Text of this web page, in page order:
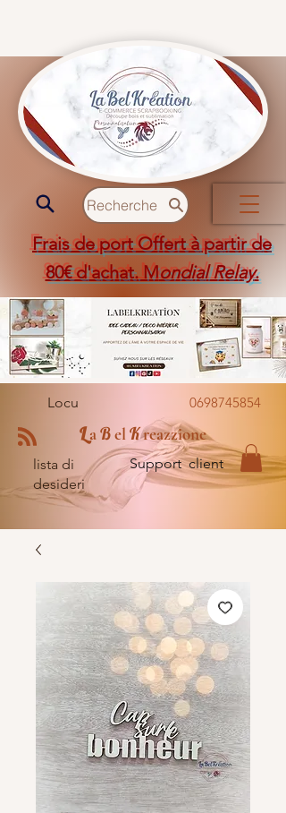
Recherche
Frais de port Offert à partir de
80€ d'achat. Mondial Relay.
Locu 0698745854
LaBel Kreazzione
lista di
desideri
Support client